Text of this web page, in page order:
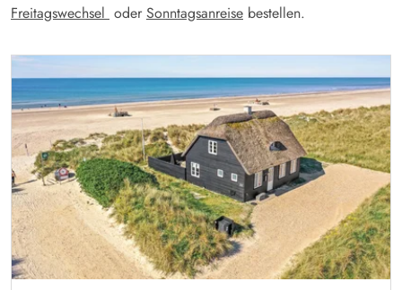
Freitagswechsel oder Sonntagsanreise bestellen.